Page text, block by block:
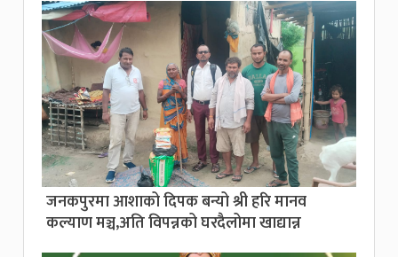
जनकपुरमा आशाको दिपक बन्यो श्री हरि मानव
कल्याण मञ्च,अति विपन्नको घरदैलोमा खाद्यान्न